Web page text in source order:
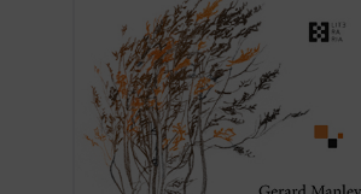
Se publica por primera vez en castellano,
de la mano del filólogo, escritor y
traductor Gabriel Insausti la obra
completa en prosa --a excepción de
algún texto menor-- del poeta inglés
Gerard Manley Hopkins (1844-1889).
Ejemplo claro del ...
(ver ficha)